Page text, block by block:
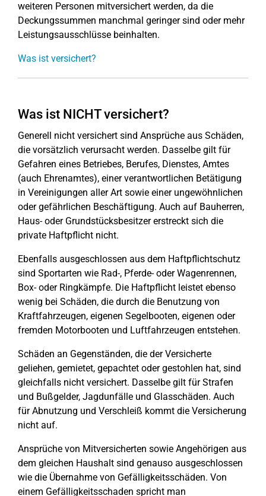
weiteren Personen mitversichert werden, da die
Deckungssummen manchmal geringer sind oder mehr
Leistungsausschlüsse beinhalten.
Was ist versichert?
Was ist NICHT versichert?
Generell nicht versichert sind Ansprüche aus Schäden,
die vorsätzlich verursacht werden. Dasselbe gilt für
Gefahren eines Betriebes, Berufes, Dienstes, Amtes
(auch Ehrenamtes), einer verantwortlichen Betätigung
in Vereinigungen aller Art sowie einer ungewöhnlichen
oder gefährlichen Beschäftigung. Auch auf Bauherren,
Haus- oder Grundstücksbesitzer erstreckt sich die
private Haftpflicht nicht.
Ebenfalls ausgeschlossen aus dem Haftpflichtschutz
sind Sportarten wie Rad-, Pferde- oder Wagenrennen,
Box- oder Ringkämpfe. Die Haftpflicht leistet ebenso
wenig bei Schäden, die durch die Benutzung von
Kraftfahrzeugen, eigenen Segelbooten, eigenen oder
fremden Motorbooten und Luftfahrzeugen entstehen.
Schäden an Gegenständen, die der Versicherte
geliehen, gemietet, gepachtet oder gestohlen hat, sind
gleichfalls nicht versichert. Dasselbe gilt für Strafen
und Bußgelder, Jagdunfälle und Glasschäden. Auch
für Abnutzung und Verschleiß kommt die Versicherung
nicht auf.
Ansprüche von Mitversicherten sowie Angehörigen aus
dem gleichen Haushalt sind genauso ausgeschlossen
wie die Übernahme von Gefälligkeitsschäden. Von
einem Gefälligkeitsschaden spricht man